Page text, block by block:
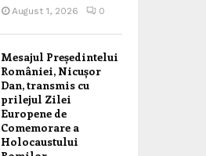
August 1, 2026 0
Mesajul Președintelui
României, Nicușor
Dan, transmis cu
prilejul Zilei
Europene de
Comemorare a
Holocaustului